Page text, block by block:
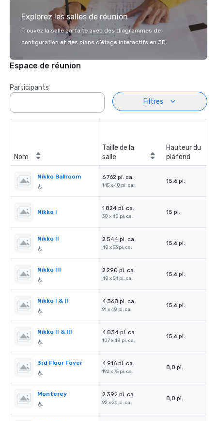
Explorez les salles de réunion
Trouvez la salle parfaite avec des diagrammes de
configuration et des plans d’étage interactifs en 3D.
Espace de réunion
Participants
Filtres
Nom
Taille de la
salle
Hauteur du
plafond
Nikko Ballroom 6 762 pi. ca.
145 x 48 pi. ca.
15,6 pi.
Nikko I
1 824 pi. ca.
38 x 48 pi. ca.
15 pi.
Nikko II 2 544 pi. ca.
48 x 53 pi. ca.
15,6 pi.
Nikko III 2 290 pi. ca.
48 x 54 pi. ca.
15,6 pi.
Nikko I & II 4 368 pi. ca.
91 x 48 pi. ca.
15,6 pi.
Nikko II & III 4 834 pi. ca.
107 x 48 pi. ca.
15,6 pi.
3rd Floor Foyer 4 916 pi. ca.
192 x 75 pi. ca.
8,8 pi.
Monterey 2 392 pi. ca.
92 x 26 pi. ca.
8,8 pi.